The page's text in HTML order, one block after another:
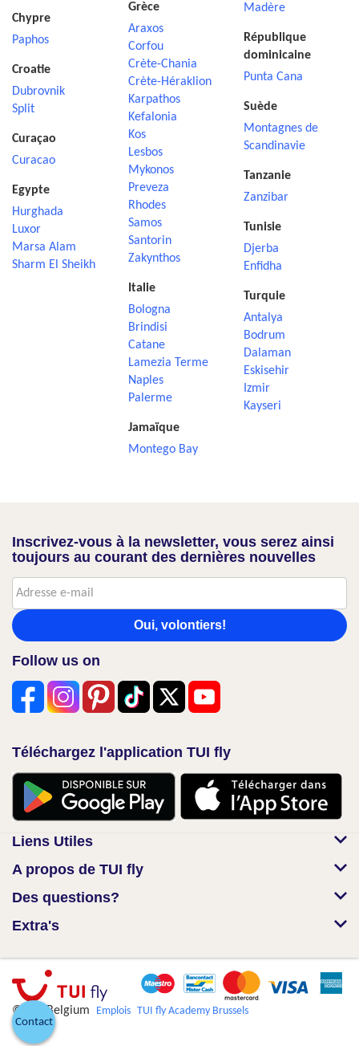
Chypre
Paphos
Croatie
Dubrovnik
Split
Curaçao
Curacao
Egypte
Hurghada
Luxor
Marsa Alam
Sharm El Sheikh
Grèce
Araxos
Corfou
Crète-Chania
Crète-Héraklion
Karpathos
Kefalonia
Kos
Lesbos
Mykonos
Preveza
Rhodes
Samos
Santorin
Zakynthos
Italie
Bologna
Brindisi
Catane
Lamezia Terme
Naples
Palerme
Jamaïque
Montego Bay
Madère
République
dominicaine
Punta Cana
Suède
Montagnes de
Scandinavie
Tanzanie
Zanzibar
Tunisie
Djerba
Enfidha
Turquie
Antalya
Bodrum
Dalaman
Eskisehir
Izmir
Kayseri
Inscrivez-vous à la newsletter, vous serez ainsi
toujours au courant des dernières nouvelles
Oui, volontiers!
Follow us on
Téléchargez l'application TUI fly
Liens Utiles
A propos de TUI fly
Des questions?
Extra's
© TUI Belgium Emplois TUI fly Academy Brussels
Contact